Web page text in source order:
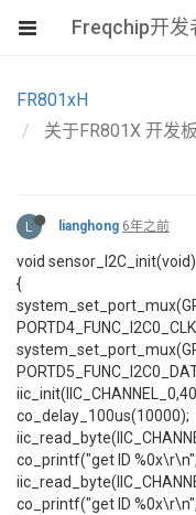
Freqchip开发
FR801xH
关于FR801X 开发板i2c0 (PD4
L lianghong 6年之前
void sensor_I2C_init(void)
{
co_delay_100us(10000);
co_printf("get ID
co_printf("get ID